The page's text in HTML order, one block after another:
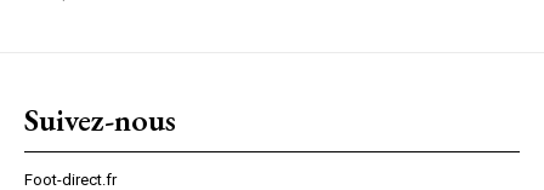
Suivez-nous
Foot-direct.fr